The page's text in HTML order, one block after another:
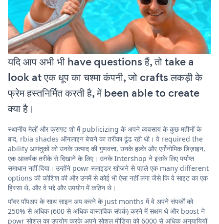
यदि आप अभी भी have questions हैं, तो take a
look at एक धूप का चश्मा कंपनी, जो crafts लकड़ी के
फ्रेम हस्तनिर्मित करती है, में been able to create
क्या है।
स्थानीय मेलों और क्राफ्ट शो में publicizing के अपने व्यवसाय के कुछ महीनों के
बाद, rbia shades ऑनलाइन बेचने का तरीका ढूंढ रही थी। वे required the
ability आगंतुकों को उनके उत्पाद की गुणवत्ता, उनके हल्के और एर्गोनोमिक डिज़ाइन,
एक आकर्षक तरीके से दिखाने के लिए। उनके Intershop ने इसके लिए पर्याप्त
समाधान नहीं दिया। उन्होंने powr स्लाइडर खोजने से पहले एक many different
options की कोशिश की और उनमें से कोई भी ऐसा नहीं लगा जैसे कि वे साइट का एक
हिस्सा थे, और वे भद्दे और उपयोग में कठिन थे।
पॉवर पॉपअप के साथ साइन अप करने के just months में वे अपने संपर्कों को
250% से अधिक (600 से अधिक वास्तविक संपर्क) करने में सक्षम थे और boost ने
powr सोशल का उपयोग करके अपने सोशल मीडिया को 6000 से अधिक अनुयायियों